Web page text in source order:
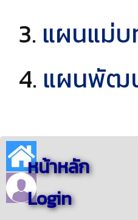
แผนแม่บ
แผนพัฒ
หน้าหลัก
Login